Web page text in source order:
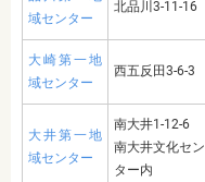
域センター
北品川 3-11-16
大崎第一地
域センター
西五反田3-6-3
大井第一地
域センター
南大井1-12-6
南大井文化セン
ター内